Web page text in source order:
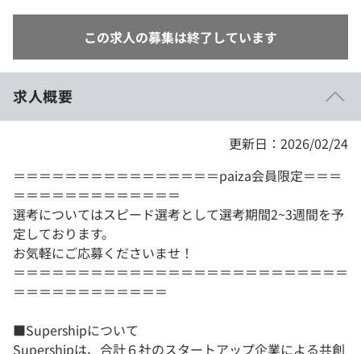
この求人の募集は終了しています
求人概要
更新日：2026/02/24
＝＝＝＝＝＝＝＝＝＝＝＝＝＝＝＝paiza会員限定＝＝＝
＝＝＝＝＝＝＝＝＝＝＝＝＝
選考についてはスピード選考として選考期間2~3週間を予
定しております。
お気軽にご応募くださいませ！
＝＝＝＝＝＝＝＝＝＝＝＝＝＝＝＝＝＝＝＝＝＝＝＝＝＝
＝＝＝＝＝＝＝＝＝＝＝＝
■Supershipについて
Supershipは、合計６社のスタートアップ企業による共創